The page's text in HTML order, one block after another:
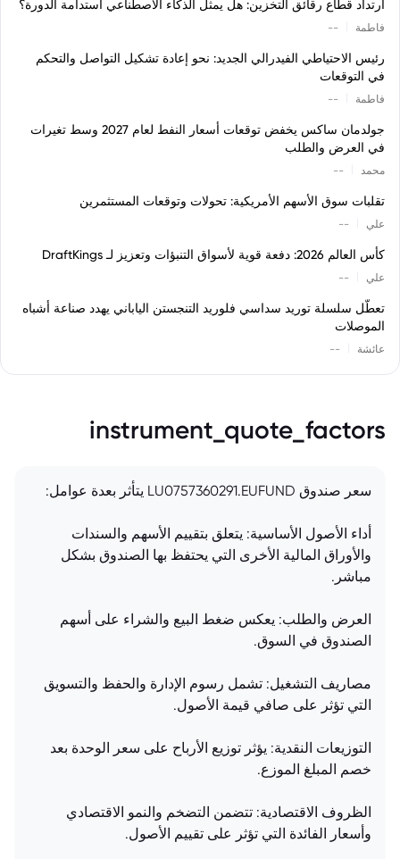
ارتداد قطاع رقائق التخزين: هل يمثل الذكاء الاصطناعي استدامة الدورة؟
فاطمة --
رئيس الاحتياطي الفيدرالي الجديد: نحو إعادة تشكيل التواصل والتحكم
في التوقعات
فاطمة --
جولدمان ساكس يخفض توقعات أسعار النفط لعام 2027 وسط تغيرات
في العرض والطلب
محمد --
تقلبات سوق الأسهم الأمريكية: تحولات وتوقعات المستثمرين
علي --
كأس العالم 2026: دفعة قوية لأسواق التنبؤات وتعزيز لـ DraftKings
علي --
تعطّل سلسلة توريد سداسي فلوريد التنجستن الياباني يهدد صناعة أشباه
الموصلات
عائشة --
instrument_quote_factors
سعر صندوق LU0757360291.EUFUND يتأثر بعدة عوامل:
أداء الأصول الأساسية: يتعلق بتقييم الأسهم والسندات
والأوراق المالية الأخرى التي يحتفظ بها الصندوق بشكل
مباشر.
العرض والطلب: يعكس ضغط البيع والشراء على أسهم
الصندوق في السوق.
مصاريف التشغيل: تشمل رسوم الإدارة والحفظ والتسويق
التي تؤثر على صافي قيمة الأصول.
التوزيعات النقدية: يؤثر توزيع الأرباح على سعر الوحدة بعد
خصم المبلغ الموزع.
الظروف الاقتصادية: تتضمن التضخم والنمو الاقتصادي
وأسعار الفائدة التي تؤثر على تقييم الأصول.